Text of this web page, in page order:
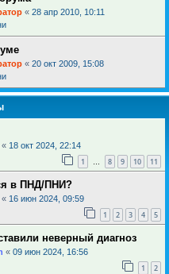
« 28 апр 2010, 10:11
« 20 окт 2009, 15:08
« 18 окт 2024, 22:14
1 … 8 9 10 11
в ПНД/ПНИ?
« 16 июн 2024, 09:59
1 2 3 4 5
неверный диагноз
« 09 июн 2024, 16:56
1 2